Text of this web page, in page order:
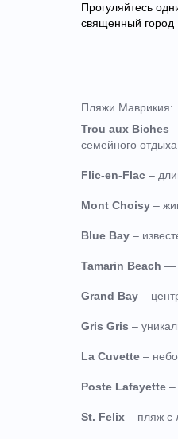
Прогуляйтесь
священный город
Пляжи Маврикия:
Trou aux Biches
семейного отдыха
Flic-en-Flac –
Mont Choisy –
Blue Bay –
Tamarin Beach —
Grand Bay –
Gris Gris –
La Cuvette –
Poste Lafayette –
St. Felix – пляж с